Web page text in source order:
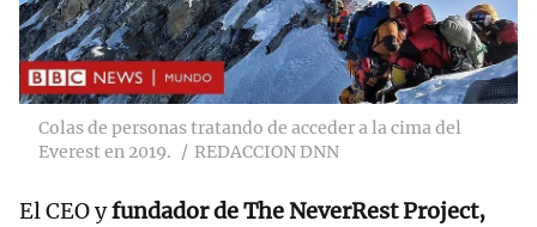
Colas de personas tratando de acceder a la cima del
Everest en 2019.
REDACCION DNN
El CEO yfundador de The NeverRest Project,